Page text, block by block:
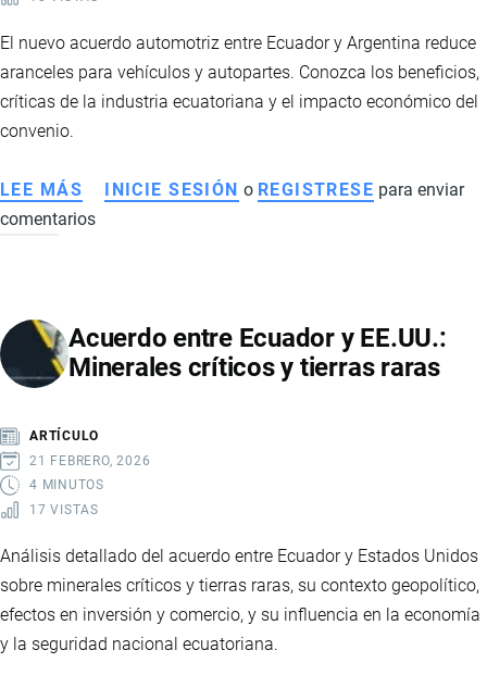
El nuevo acuerdo automotriz entre Ecuador y Argentina reduce
aranceles para vehículos y autopartes. Conozca los beneficios,
críticas de la industria ecuatoriana y el impacto económico del
convenio.
LEE MÁS SOBRE
ACUERDO
Y
ARGENTINA
INDUSTRIA
CUESTIONA
BENEFICIOS
INICIE SESIÓN o REGISTRESE para enviar
comentarios
Acuerdo entre Ecuador y EE.UU.:
Minerales críticos y tierras raras
ARTÍCULO
21 FEBRERO, 2026
4 MINUTOS
17 VISTAS
Análisis detallado del acuerdo entre Ecuador y Estados Unidos
sobre minerales críticos y tierras raras, su contexto geopolítico,
efectos en inversión y comercio, y su influencia en la economía
y la seguridad nacional ecuatoriana.